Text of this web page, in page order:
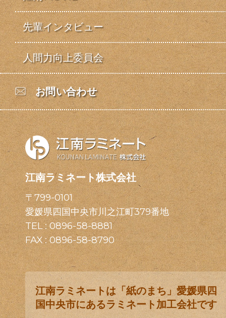
先輩インタビュー
人間力向上委員会
お問い合わせ
江南ラミネート株式会社
〒799-0101
愛媛県四国中央市川之江町379番地
TEL :0896-58-8881
FAX : 0896-58-8790
江南ラミネートは「紙のまち」愛媛県四
国中央市にあるラミネート加工会社です